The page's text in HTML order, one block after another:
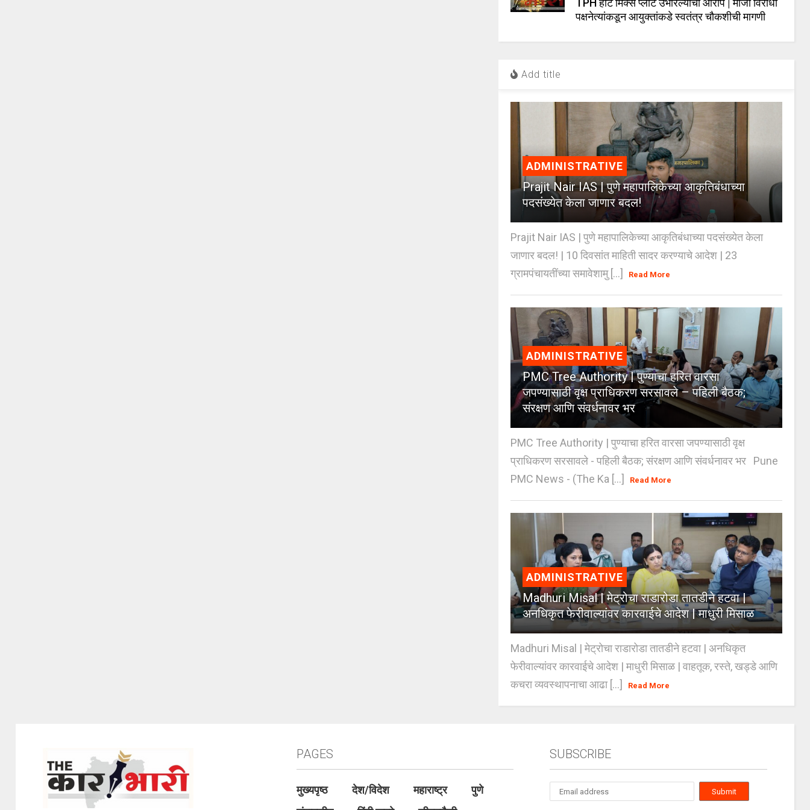
TPH हॉट मिक्स प्लांट उभारल्याचा आरोप | माजी विरोधी
पक्षनेत्यांकडून आयुक्तांकडे स्वतंत्र चौकशीची मागणी
Add title
ADMINISTRATIVE
Prajit Nair IAS | पुणे महापालिकेच्या आकृतिबंधाच्या
पदसंख्येत केला जाणार बदल!
Prajit Nair IAS | पुणे महापालिकेच्या आकृतिबंधाच्या पदसंख्येत केला
जाणार बदल! | 10 दिवसांत माहिती सादर करण्याचे आदेश | 23
ग्रामपंचायतींच्या समावेशामु [...]
Read More
ADMINISTRATIVE
PMC Tree Authority | पुण्याचा हरित वारसा
जपण्यासाठी वृक्ष प्राधिकरण सरसावले – पहिली बैठक;
संरक्षण आणि संवर्धनावर भर
PMC Tree Authority | पुण्याचा हरित वारसा जपण्यासाठी वृक्ष
प्राधिकरण सरसावले - पहिली बैठक; संरक्षण आणि संवर्धनावर भर Pune
PMC News - (The Ka [...]
Read More
ADMINISTRATIVE
Madhuri Misal | मेट्रोचा राडारोडा तातडीने हटवा |
अनधिकृत फेरीवाल्यांवर कारवाईचे आदेश | माधुरी मिसाळ
Madhuri Misal | मेट्रोचा राडारोडा तातडीने हटवा | अनधिकृत
फेरीवाल्यांवर कारवाईचे आदेश | माधुरी मिसाळ | वाहतूक, रस्ते, खड्डे आणि
कचरा व्यवस्थापनाचा आढा [...]
Read More
PAGES
मुख्यपृष्ठ देश/विदेश महाराष्ट्र
पुणे
SUBSCRIBE